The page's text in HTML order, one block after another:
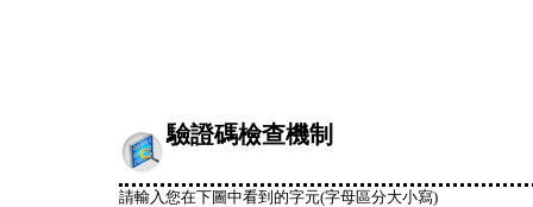
驗證碼檢查機制
請輸入您在下圖中看到的字元(字母區分大小寫)